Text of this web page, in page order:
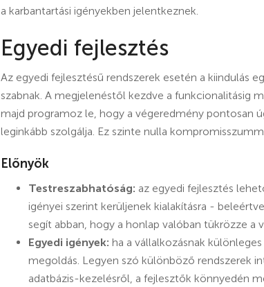
a karbantartási igényekben jelentkeznek.
Egyedi fejlesztés
Az egyedi fejlesztésű rendszerek esetén a kiindulás
szabnak. A megjelenéstől kezdve a funkcionalitásig
majd programoz le, hogy a végeredmény pontosan
leginkább szolgálja. Ez szinte nulla
Előnyök
Testreszabhatóság: az egyedi fejlesztés
igényei szerint kerüljenek kialakításra -
segít abban, hogy a honlap valóban tükrözze a
Egyedi igények: ha a vállalkozásnak
megoldás. Legyen szó különböző rendszerek
adatbázis-kezelésről, a fejlesztők könnyedén